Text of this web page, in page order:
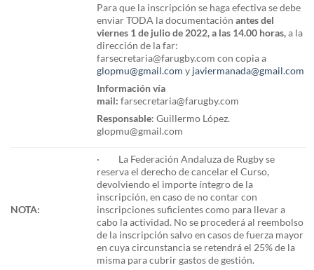
Para que la inscripción se haga efectiva se debe
enviar TODA la documentaciónantes del
viernes 1 de julio de 2022, a las 14.00 horas,a la
dirección de la far:
farsecretaria@farugby.com con copia a
glopmu@gmail.com y javiermanada@gmail.com
Información vía
mail:farsecretaria@farugby.com
Responsable: Guillermo López.
glopmu@gmail.com
NOTA:
· La Federación Andaluza de Rugby se
reserva el derecho de cancelar el Curso,
devolviendo el importe íntegro de la
inscripción, en caso de no contar con
inscripciones suficientes como para llevar a
cabo la actividad. No se procederá al reembolso
de la inscripción salvo en casos de fuerza mayor
en cuya circunstancia se retendrá el 25% de la
misma para cubrir gastos de gestión.